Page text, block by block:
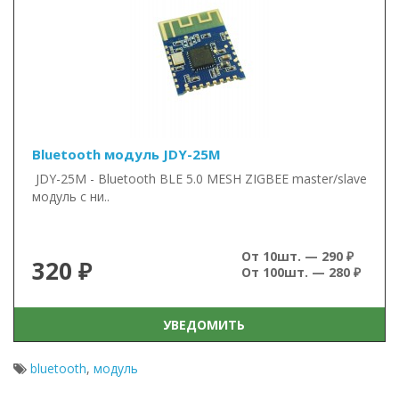
Bluetooth модуль JDY-25M
JDY-25M - Bluetooth BLE 5.0 MESH ZIGBEE master/slave
модуль с ни..
320 ₽
От 10шт. — 290 ₽
От 100шт. — 280 ₽
УВЕДОМИТЬ
bluetooth, модуль